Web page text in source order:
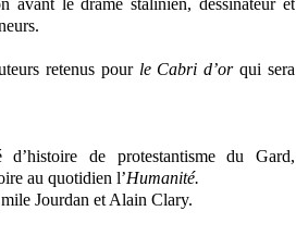
avant le drame stalinien, dessinateur et
retenus pour le Cabri d’orqui sera
de protestantisme du Gard,
au quotidien l’Humanité.
Jourdan et Alain Clary.